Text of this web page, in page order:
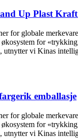
Up Plast
for globale
for
vi Kinas
emballasje
for globale
for
vi Kinas